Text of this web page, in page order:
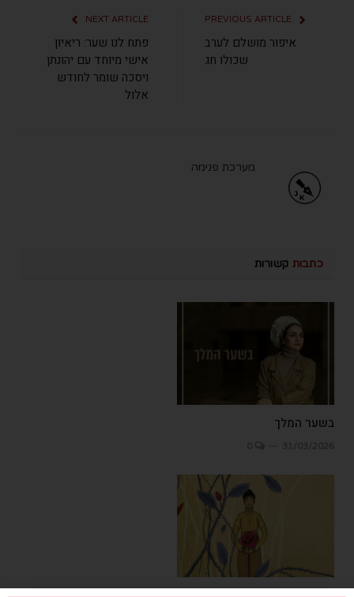
איפור מושלם לערב
שכולו חג
NEXT ARTICLE
פתח לנו שער: ריאיון
אישי מיוחד עם יהונתן
ויסכה שומר לחודש
אלול
מערכת פנימה
כתבות קשורות
בשער המלך